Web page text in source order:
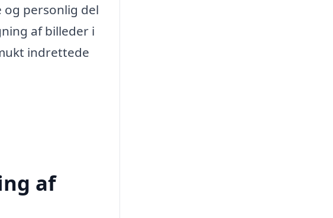
personlig del
af billeder i
indrettede
af